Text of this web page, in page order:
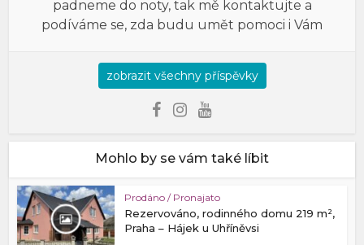
padneme do noty, tak mě kontaktujte a
podíváme se, zda budu umět pomoci i Vám
zobrazit všechny příspěvky
Mohlo by se vám také líbit
Prodáno / Pronajato
Rezervováno, rodinného domu 219 m²,
Praha – Hájek u Uhříněvsi